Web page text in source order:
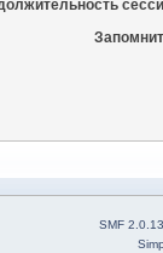
SMF 2.0.13